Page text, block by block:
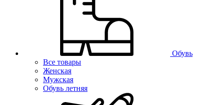
Обувь
Все товары
Женская
Мужская
Обувь летняя